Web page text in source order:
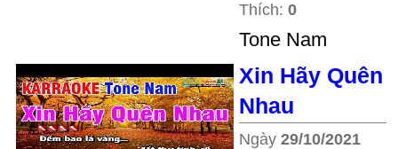
Thích: 0
Tone Nam
Xin Hãy Quên
Nhau
Ngày 29/10/2021